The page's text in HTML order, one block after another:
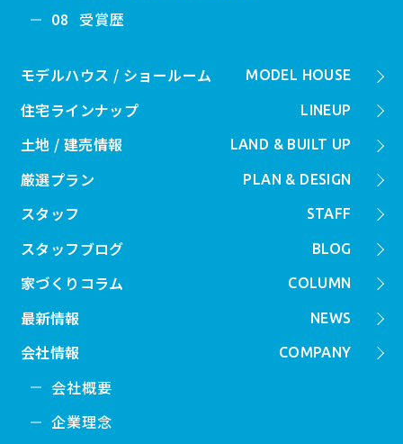
08 受賞歴
MODEL HOUSE
モデルハウス / ショールーム
LINEUP
住宅ラインナップ
LAND & BUILT UP
土地 / 建売情報
PLAN & DESIGN
厳選プラン
STAFF
スタッフ
BLOG
スタッフブログ
COLUMN
家づくりコラム
NEWS
最新情報
COMPANY
会社情報
会社概要
企業理念